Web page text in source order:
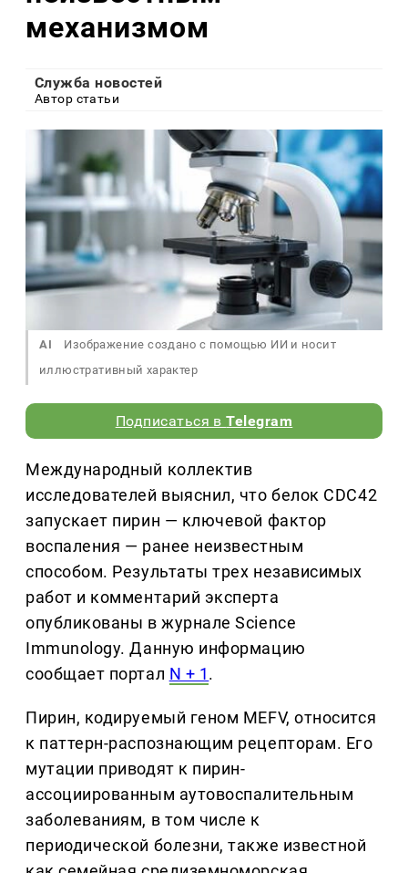
механизмом
Служба новостей
Автор статьи
AI
Изображение создано с помощью ИИ и носит
иллюстративный характер
Подписаться вTelegram
Международный коллектив
исследователей выяснил, что белок CDC42
запускает пирин — ключевой фактор
воспаления — ранее неизвестным
способом. Результаты трех независимых
работ и комментарий эксперта
опубликованы в журнале Science
Immunology. Данную информацию
сообщает портал N + 1.
Пирин, кодируемый геном MEFV, относится
к паттерн-распознающим рецепторам. Его
мутации приводят к пирин-
ассоциированным аутовоспалительным
заболеваниям, в том числе к
периодической болезни, также известной